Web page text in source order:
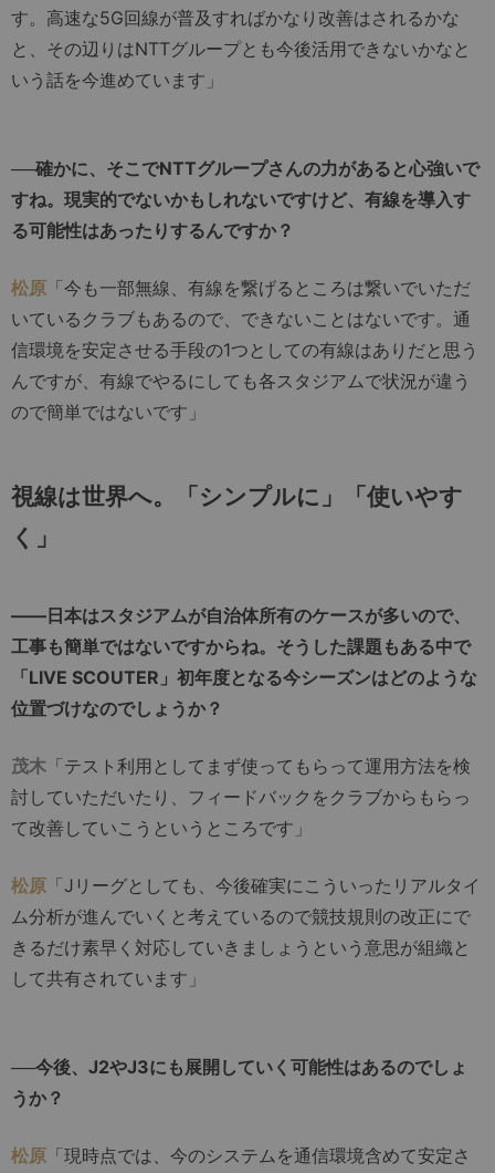
す。高速な5G回線が普及すればかなり改善はされるかな
と、その辺りはNTTグループとも今後活用できないかなと
いう話を今進めています」
──確かに、そこでNTTグループさんの力があると心強いで
すね。現実的でないかもしれないですけど、有線を導入す
る可能性はあったりするんですか？
松原 「今も一部無線、有線を繋げるところは繋いでいただ
いているクラブもあるので、できないことはないです。通
信環境を安定させる手段の1つとしての有線はありだと思う
んですが、有線でやるにしても各スタジアムで状況が違う
ので簡単ではないです」
視線は世界へ。「シンプルに」「使いやす
く」
――日本はスタジアムが自治体所有のケースが多いので、
工事も簡単ではないですからね。そうした課題もある中で
「LIVE SCOUTER」初年度となる今シーズンはどのような
位置づけなのでしょうか？
茂木 「テスト利用としてまず使ってもらって運用方法を検
討していただいたり、フィードバックをクラブからもらっ
て改善していこうというところです」
松原 「Jリーグとしても、今後確実にこういったリアルタイ
ム分析が進んでいくと考えているので競技規則の改正にで
きるだけ素早く対応していきましょうという意思が組織と
して共有されています」
──今後、J2やJ3にも展開していく可能性はあるのでしょ
うか？
松原 「現時点では、今のシステムを通信環境含めて安定さ